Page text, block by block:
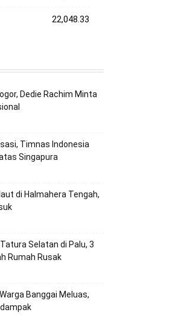
22,048.33
Dedie Rachim Minta
Timnas Indonesia
Singapura
di Halmahera Tengah,
Selatan di Palu, 3
Rumah Rusak
Banggai Meluas,